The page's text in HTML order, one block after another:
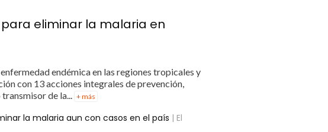
eliminar la malaria en
endémica en las regiones tropicales y
con 13 acciones integrales de prevención,
de la...
+ más
la malaria aun con casos en el país | El